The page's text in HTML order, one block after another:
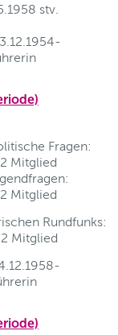
stv.
Fragen:
Mitglied
Mitglied
Rundfunks:
Mitglied